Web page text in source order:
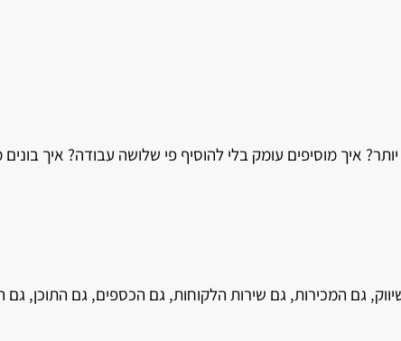
איך מוסיפים עומק בלי להוסיף פי שלושה עבודה? איך בונים
גם המכירות, גם שירות הלקוחות, גם הכספים, גם התוכן, גם